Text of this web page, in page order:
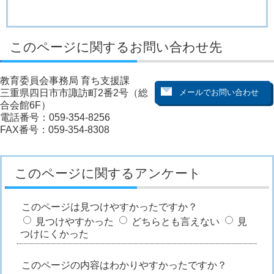
このページに関するお問い合わせ先
教育委員会事務局 育ち支援課
三重県四日市市諏訪町2番2号（総
合会館6F）
電話番号：059-354-8256
FAX番号：059-354-8308
このページに関するアンケート
このページは見つけやすかったですか？
見つけやすかった
どちらとも言えない
見
つけにくかった
このページの内容はわかりやすかったですか？